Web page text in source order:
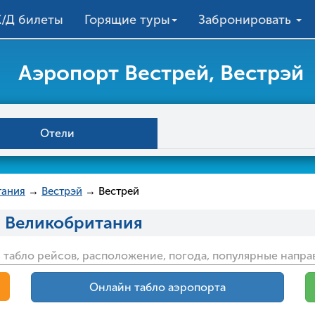
билеты Горящие туры Забронировать
Аэропорт Вестрей, Вестрэй
Отели
→ Вестрэй → Вестрей
рейсов, расположение, погода, популярные
Онлайн табло аэропорта